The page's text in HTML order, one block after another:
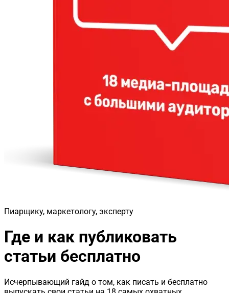
Пиарщику, маркетологу, эксперту
Где и как публиковать
статьи бесплатно
Исчерпывающий гайд о том, как писать и бесплатно